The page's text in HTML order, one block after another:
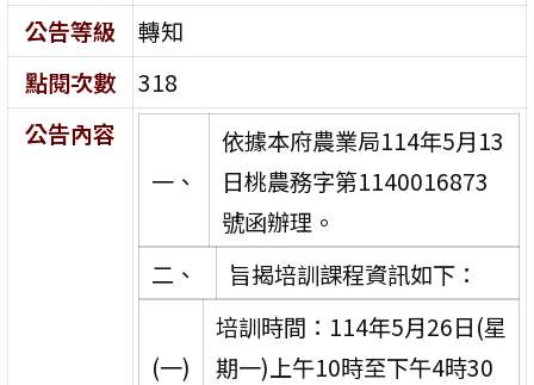
公告等級
轉知
點閱次數
318
公告內容
一、
依據本府農業局114年5月13
日桃農務字第1140016873
號函辦理。
二、
旨揭培訓課程資訊如下：
(一)
培訓時間：114年5月26日(星
期一)上午10時至下午4時30